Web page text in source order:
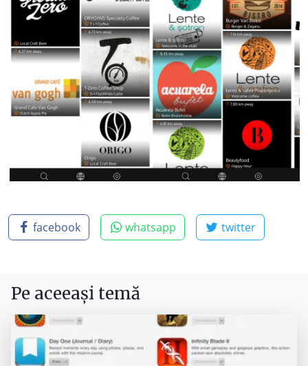
facebook whatsapp twitter
Pe aceeași temă